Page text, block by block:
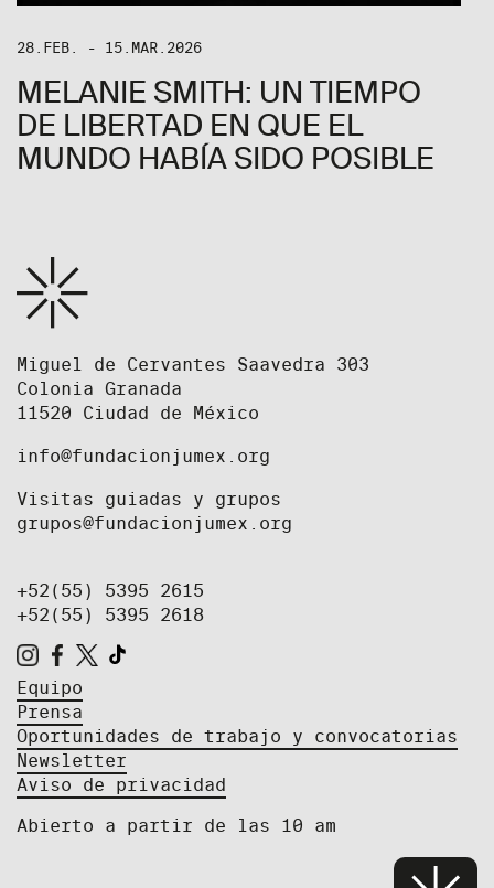
28.FEB. - 15.MAR.2026
MELANIE SMITH: UN TIEMPO
DE LIBERTAD EN QUE EL
MUNDO HABÍA SIDO POSIBLE
Miguel de Cervantes Saavedra 303
Colonia Granada
11520 Ciudad de México
info@fundacionjumex.org
Visitas guiadas y grupos
grupos@fundacionjumex.org
+52(55) 5395 2615
+52(55) 5395 2618
Equipo
Prensa
Oportunidades de trabajo y convocatorias
Newsletter
Aviso de privacidad
Abierto a partir de las 10 am